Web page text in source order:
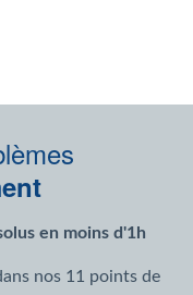
en moins d'1h
nos 11 points de